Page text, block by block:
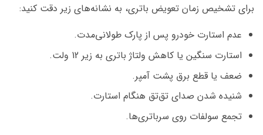
برای تشخیص زمان تعویض باتری، به نشانه‌های زیر دقت کنید:
عدم استارت خودرو پس از پارک طولانی‌مدت.
استارت سنگین یا کاهش ولتاژ باتری به زیر 12 ولت.
ضعف یا قطع برق پشت آمپر.
شنیده شدن صدای تق‌تق هنگام استارت.
تجمع سولفات روی سرباتری‌ها.